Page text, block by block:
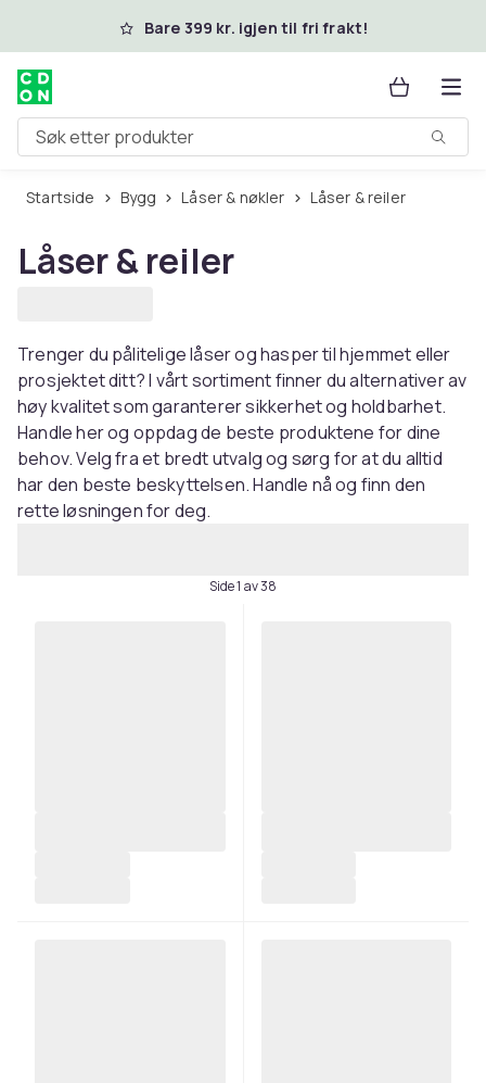
Hopp til hovedinnholdBare 399 kr. igjen til fri frakt!
Søk etter produkter
Startside Bygg Låser & nøkler Låser & reiler
Låser & reiler
Trenger du pålitelige låser og hasper til hjemmet eller
prosjektet ditt? I vårt sortiment finner du alternativer av
høy kvalitet som garanterer sikkerhet og holdbarhet.
Handle her og oppdag de beste produktene for dine
behov. Velg fra et bredt utvalg og sørg for at du alltid
har den beste beskyttelsen. Handle nå og finn den
rette løsningen for deg.
Side 1 av 38